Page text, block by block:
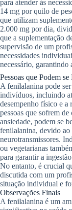
para atender às
14 mg por quilo de
que utilizam
2.000 mg por dia,
que a suplementação
supervisão de um
necessidades
necessário, garantindo
Pessoas que Podem
A fenilalanina pode
indivíduos, incluindo
desempenho físico e a
pessoas que sofrem
ansiedade, podem se
fenilalanina, devido ao
neurotransmissores.
ou vegetarianas
para garantir a
No entanto, é crucial
discutida com um
situação individual e
Observações Finais
A fenilalanina é um